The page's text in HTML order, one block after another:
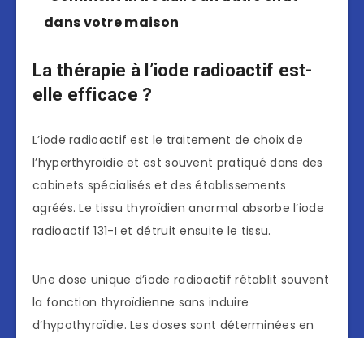
dans votre maison
La thérapie à l’iode radioactif est-
elle efficace ?
L’iode radioactif est le traitement de choix de
l’hyperthyroïdie et est souvent pratiqué dans des
cabinets spécialisés et des établissements
agréés. Le tissu thyroïdien anormal absorbe l’iode
radioactif 131-I et détruit ensuite le tissu.
Une dose unique d’iode radioactif rétablit souvent
la fonction thyroïdienne sans induire
d’hypothyroïdie. Les doses sont déterminées en